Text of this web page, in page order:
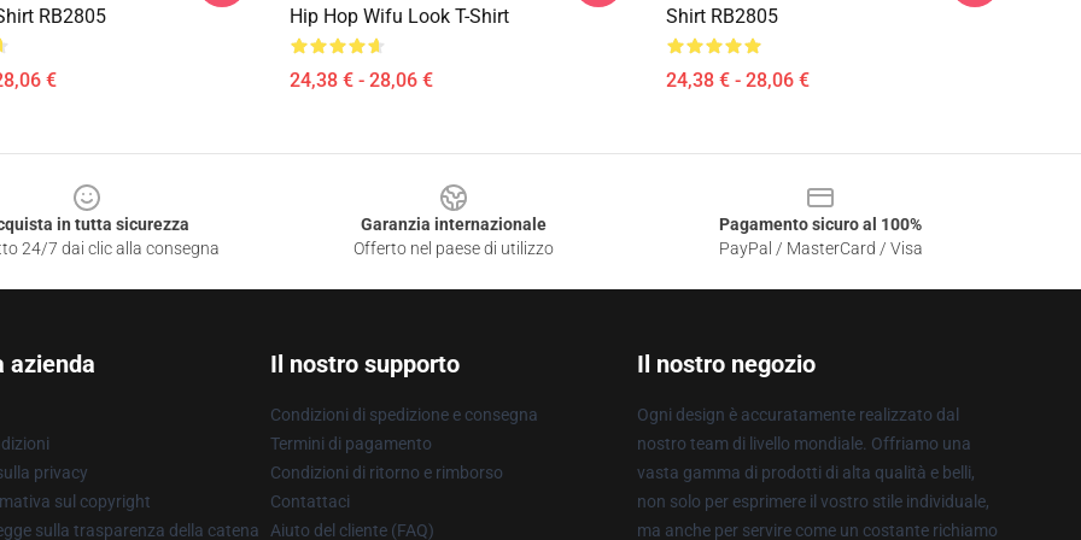
RB2805
€
Hip Hop Wifu Look T-Shirt
24,38 € - 28,06 €
Shirt RB2805
24,38 € - 28,06 €
in tutta sicurezza
24/7 dai clic alla consegna
Garanzia internazionale
Offerto nel paese di utilizzo
Pagamento sicuro al 100%
PayPal / MasterCard / Visa
azienda
privacy
sul copyright
sulla trasparenza della catena
Il nostro supporto
Condizioni di spedizione e consegna
Termini di pagamento
Condizioni di ritorno e rimborso
Contattaci
Aiuto del cliente (FAQ)
Il nostro negozio
Ogni design è accuratamente realizzato dal
nostro team di livello mondiale. Offriamo una
vasta gamma di prodotti di alta qualità e belli,
non solo per esprimere il vostro stile individuale,
ma anche per servire come un costante richiamo